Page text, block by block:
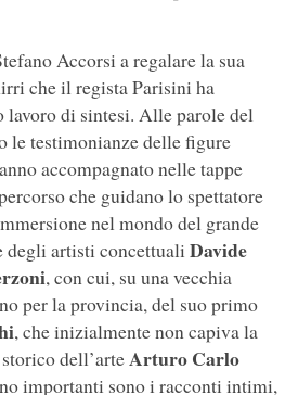
Accorsi a regalare la sua
che il regista Parisini ha
lavoro di sintesi. Alle parole del
le testimonianze delle figure
accompagnato nelle tappe
che guidano lo spettatore
nel mondo del grande
degli artisti concettuali Davide
, con cui, su una vecchia
per la provincia, del suo primo
, che inizialmente non capiva la
dell’arteArturo Carlo
importanti sono i racconti intimi,